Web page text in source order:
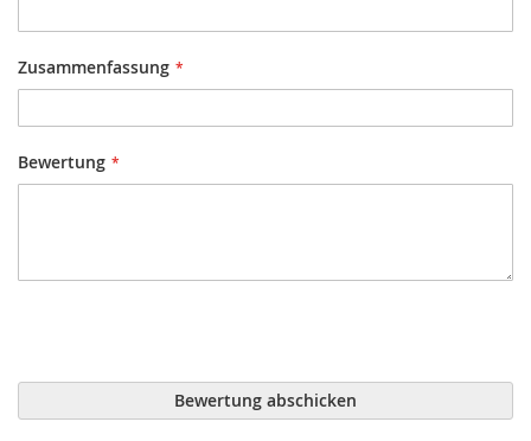
Zusammenfassung
Bewertung
Bewertung abschicken